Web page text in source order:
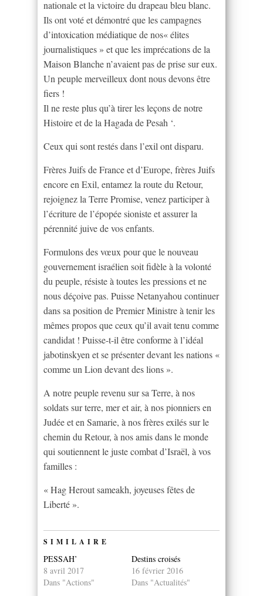
nationale et la victoire du drapeau bleu blanc.
Ils ont voté et démontré que les campagnes
d’intoxication médiatique de nos« élites
journalistiques » et que les imprécations de la
Maison Blanche n’avaient pas de prise sur eux.
Un peuple merveilleux dont nous devons être
fiers !
Il ne reste plus qu’à tirer les leçons de notre
Histoire et de la Hagada de Pesah ‘.
Ceux qui sont restés dans l’exil ont disparu.
Frères Juifs de France et d’Europe, frères Juifs
encore en Exil, entamez la route du Retour,
rejoignez la Terre Promise, venez participer à
l’écriture de l’épopée sioniste et assurer la
pérennité juive de vos enfants.
Formulons des vœux pour que le nouveau
gouvernement israélien soit fidèle à la volonté
du peuple, résiste à toutes les pressions et ne
nous déçoive pas. Puisse Netanyahou continuer
dans sa position de Premier Ministre à tenir les
mêmes propos que ceux qu’il avait tenu comme
candidat ! Puisse-t-il être conforme à l’idéal
jabotinskyen et se présenter devant les nations «
comme un Lion devant des lions ».
A notre peuple revenu sur sa Terre, à nos
soldats sur terre, mer et air, à nos pionniers en
Judée et en Samarie, à nos frères exilés sur le
chemin du Retour, à nos amis dans le monde
qui soutiennent le juste combat d’Israël, à vos
familles :
« Hag Herout sameakh, joyeuses fêtes de
Liberté ».
SIMILAIRE
PESSAH’
8 avril 2017
Dans "Actions"
Destins croisés
16 février 2016
Dans "Actualités"